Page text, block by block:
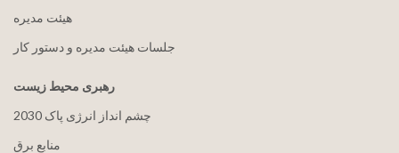
هيئت مدیره
جلسات هیئت مدیره و دستور کار
رهبری محیط زیست
2030 چشم انداز انرژی پاک
منابع برق